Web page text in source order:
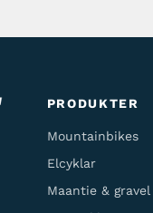
PRODUKTER
Mountainbikes
Elcyklar
Maantie & gravel